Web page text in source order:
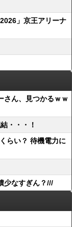
」京王アリーナ
さん、見つかるｗｗ
・・・！
らい？ 待機電力に
少なすぎん？///